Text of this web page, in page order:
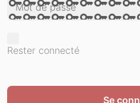
Rester connecté